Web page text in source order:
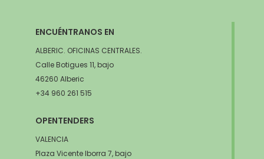
ENCUÉNTRANOS EN
ALBERIC. OFICINAS CENTRALES.
Calle Botigues 11, bajo
46260 Alberic
+34 960 261 515
OPENTENDERS
VALENCIA
Plaza Vicente Iborra 7, bajo